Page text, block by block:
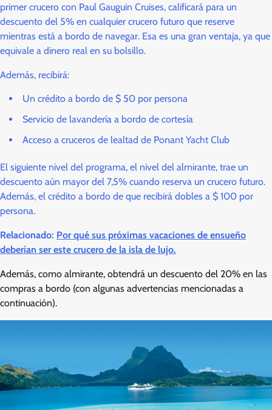
primer crucero con Paul Gauguin Cruises, calificará para un
descuento del 5% en cualquier crucero futuro que reserve
mientras está a bordo de navegar. Esa es una gran ventaja, ya que
equivale a dinero real en su bolsillo.
Además, recibirá:
Un crédito a bordo de $ 50 por persona
Servicio de lavandería a bordo de cortesía
Acceso a cruceros de lealtad de Ponant Yacht Club
El siguiente nivel del programa, el nivel del almirante, trae un
descuento aún mayor del 7,5% cuando reserva un crucero futuro.
Además, el crédito a bordo de que recibirá dobles a $ 100 por
persona.
Relacionado: Por qué sus próximas vacaciones de ensueño
deberían ser este crucero de la isla de lujo.
Además, como almirante, obtendrá un descuento del 20% en las
compras a bordo (con algunas advertencias mencionadas a
continuación).